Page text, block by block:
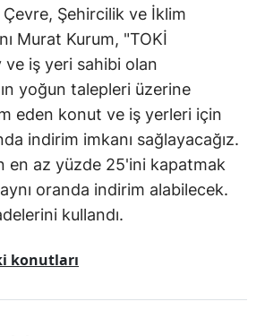
Çevre, Şehircilik ve İklim
Murat Kurum, "TOKİ
ve iş yeri sahibi olan
yoğun talepleri üzerine
eden konut ve iş yerleri için
indirim imkanı sağlayacağız.
en az yüzde 25'ini kapatmak
oranda indirim alabilecek.
kullandı.
konutları